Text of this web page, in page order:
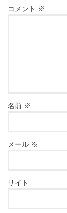
コメント ※
名前 ※
メール ※
サイト